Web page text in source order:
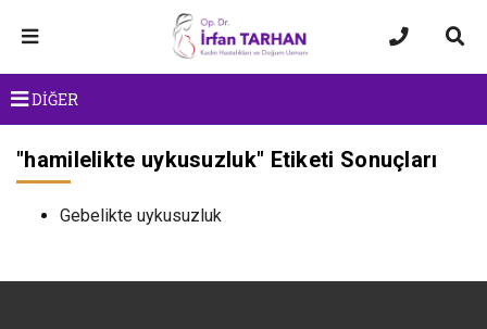
DİĞER
"hamilelikte uykusuzluk" Etiketi Sonuçları
Gebelikte uykusuzluk